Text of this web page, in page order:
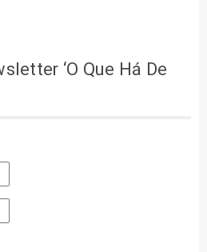
‘O Que Há De